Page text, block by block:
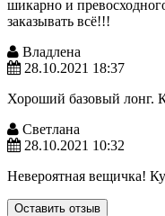
шикарно и
заказывать всё!!!
Владлена
28.10.2021 18:37
Хороший базовый лонг.
Светлана
28.10.2021 10:32
Невероятная вещичка!
Оставить отзыв